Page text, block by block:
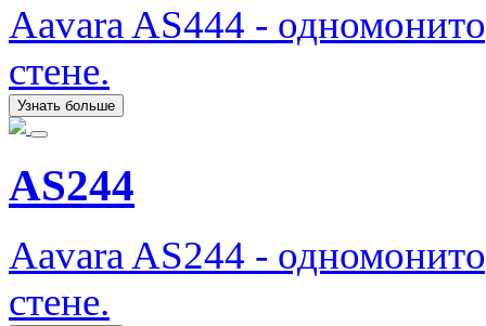
Aavara AS444 -
стене.
Узнать больше
AS244
Aavara AS244 -
стене.